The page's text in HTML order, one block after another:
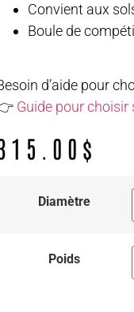
Convient aux
Boule de
d’aide pour
Guide pour choisir
$
Diamètre
Poids